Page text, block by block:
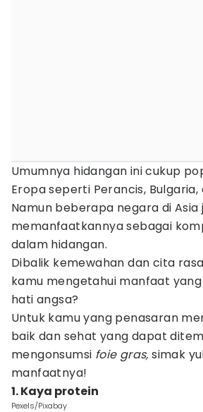
Umumnya hidangan ini cukup
Eropa seperti Perancis, Bulgaria,
Namun beberapa negara di Asia
memanfaatkannya sebagai
dalam hidangan.
Dibalik kemewahan dan cita
kamu mengetahui manfaat
hati angsa?
Untuk kamu yang penasaran
baik dan sehat yang dapat
mengonsumsi foie gras, simak
manfaatnya!
1. Kaya protein
Pexels/Pixabay